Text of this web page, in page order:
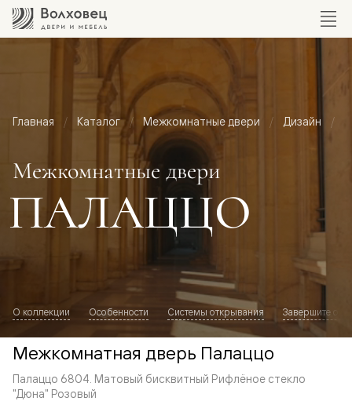
Главная Каталог Межкомнатные двери Дизайн
Межкомнатные двери
ПАЛАЦЦО
О коллекции Особенности Системы открывания Завершите
Межкомнатная дверь Палаццо
Палаццо 6804. Матовый бисквитный Рифлёное стекло
"Дюна" Розовый